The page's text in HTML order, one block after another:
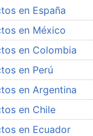
en España
en México
en Colombia
en Perú
en Argentina
en Chile
en Ecuador